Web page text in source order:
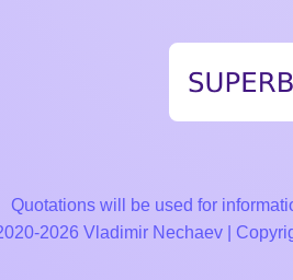
Quotations will be used for
2026 Vladimir Nechaev |